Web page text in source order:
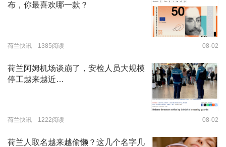
布，你最喜欢哪一款？
荷兰快讯 1385阅读 08-02
荷兰阿姆机场谈崩了，安检人员大规模
停工越来越近…
荷兰快讯 1222阅读 08-02
荷兰人取名越来越偷懒？这几个名字几